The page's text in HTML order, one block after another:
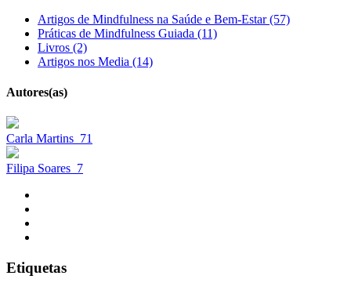
Artigos de Mindfulness na Saúde e Bem-Estar (57)
Práticas de Mindfulness Guiada (11)
Livros (2)
Artigos nos Media (14)
Autores(as)
Carla Martins 71
Filipa Soares 7
Etiquetas